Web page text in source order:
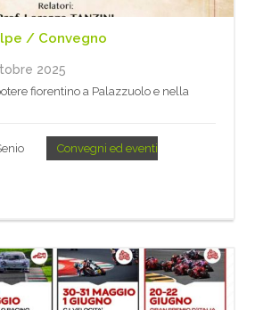
/ Convegno
2025
fiorentino a Palazzuolo e nella
Convegni ed eventi